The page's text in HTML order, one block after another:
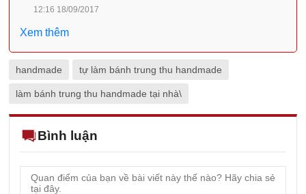
12:16 18/09/2017
Xem thêm
handmade tự làm bánh trung thu handmade
làm bánh trung thu handmade tại nhà\
Bình luận